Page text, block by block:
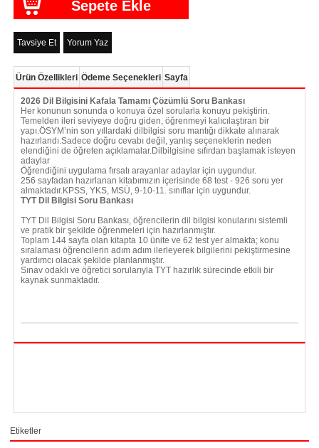
Tavsiye Et Yorum Yaz
Ürün Özellikleri Ödeme Seçenekleri Sayfa
2026 Dil Bilgisini Kafala Tamamı Çözümlü Soru Bankası
Her konunun sonunda o konuya özel sorularla konuyu pekiştirin.
Temelden ileri seviyeye doğru giden, öğrenmeyi kalıcılaştıran bir
yapı.ÖSYM’nin son yıllardaki dilbilgisi soru mantığı dikkate alınarak
hazırlandı.Sadece doğru cevabı değil, yanlış seçeneklerin neden
elendiğini de öğreten açıklamalar.Dilbilgisine sıfırdan başlamak isteyen
adaylar
Öğrendiğini uygulama fırsatı arayanlar adaylar için uygundur.
256 sayfadan hazırlanan kitabımızın içerisinde 68 test - 926 soru yer
almaktadır.KPSS, YKS, MSÜ, 9-10-11. sınıflar için uygundur.
TYT Dil Bilgisi Soru Bankası
TYT Dil Bilgisi Soru Bankası, öğrencilerin dil bilgisi konularını sistemli
ve pratik bir şekilde öğrenmeleri için hazırlanmıştır.
Toplam 144 sayfa olan kitapta 10 ünite ve 62 test yer almakta; konu
sıralaması öğrencilerin adım adım ilerleyerek bilgilerini pekiştirmesine
yardımcı olacak şekilde planlanmıştır.
Sınav odaklı ve öğretici sorularıyla TYT hazırlık sürecinde etkili bir
kaynak sunmaktadır.
Etiketler